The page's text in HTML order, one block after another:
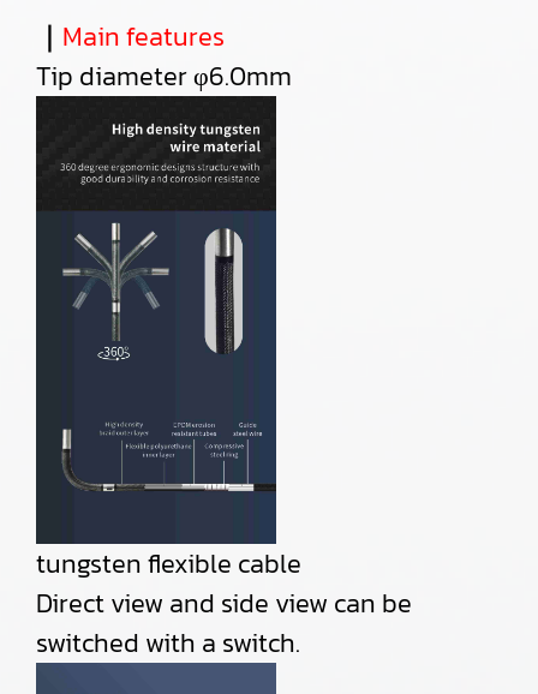
｜ Main features
Tip diameter φ6.0mm
tungsten flexible cable
Direct view and side view can be
switched with a switch.